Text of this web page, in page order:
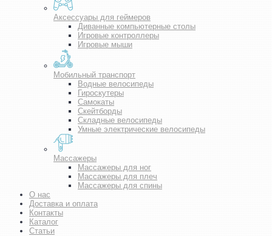
Аксессуары для геймеров
Диванные компьютерные столы
Игровые контроллеры
Игровые мыши
Мобильный транспорт
Водные велосипеды
Гироскутеры
Самокаты
Скейтборды
Складные велосипеды
Умные электрические велосипеды
Массажеры
Массажеры для ног
Массажеры для плеч
Массажеры для спины
О нас
Доставка и оплата
Контакты
Каталог
Статьи